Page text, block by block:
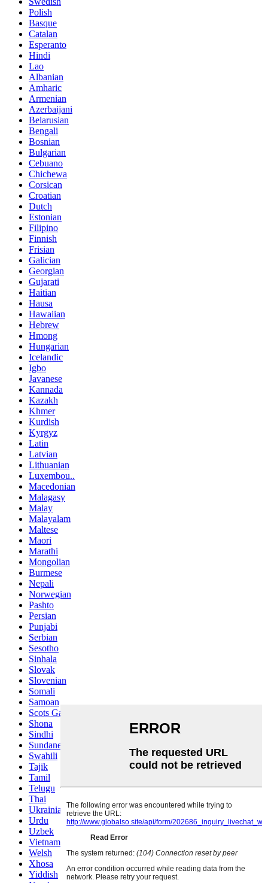
Polish
Basque
Catalan
Esperanto
Hindi
Lao
Albanian
Amharic
Armenian
Azerbaijani
Belarusian
Bengali
Bosnian
Bulgarian
Cebuano
Chichewa
Corsican
Croatian
Dutch
Estonian
Filipino
Finnish
Frisian
Galician
Georgian
Gujarati
Haitian
Hausa
Hawaiian
Hebrew
Hmong
Hungarian
Icelandic
Igbo
Javanese
Kannada
Kazakh
Khmer
Kurdish
Kyrgyz
Latin
Latvian
Lithuanian
Luxembou..
Macedonian
Malagasy
Malay
Malayalam
Maltese
Maori
Marathi
Mongolian
Burmese
Nepali
Norwegian
Pashto
Persian
Punjabi
Serbian
Sesotho
Sinhala
Slovak
Slovenian
Somali
Samoan
Scots Gaelic
Shona
Sindhi
Sundanese
Swahili
Tajik
Tamil
Telugu
Thai
Ukrainian
Urdu
Uzbek
Vietnamese
Welsh
Xhosa
Yiddish